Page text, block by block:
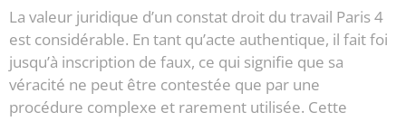
La valeur juridique d’un constat droit du travail Paris 4
est considérable. En tant qu’acte authentique, il fait foi
jusqu’à inscription de faux, ce qui signifie que sa
véracité ne peut être contestée que par une
procédure complexe et rarement utilisée. Cette